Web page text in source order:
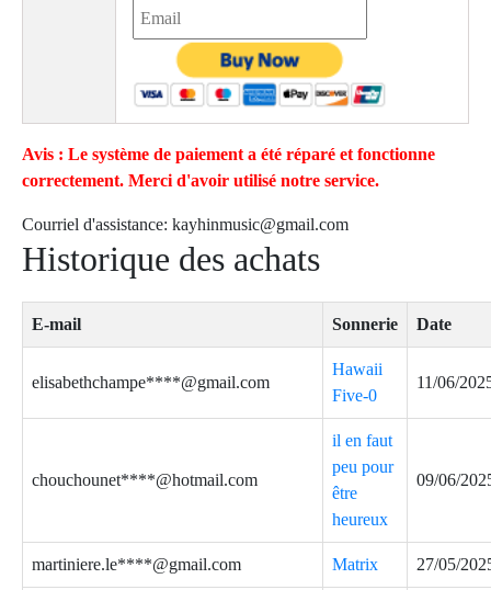
Avis : Le système de paiement a été réparé et fonctionne
correctement. Merci d'avoir utilisé notre service.
Courriel d'assistance: kayhinmusic@gmail.com
Historique des achats
E-mail Sonnerie Date
elisabethchampe****@gmail.com
Hawaii
Five-0
11/06/
chouchounet****@hotmail.com
il en faut
peu pour
être
heureux
09/06/
martiniere.le****@gmail.com Matrix 27/05/